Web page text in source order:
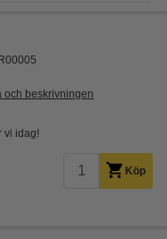
och beskrivningen
vi idag!
Köp